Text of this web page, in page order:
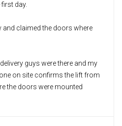
day.
and claimed the doors where
delivery guys were there and my
on site confirms the lift from
the doors were mounted